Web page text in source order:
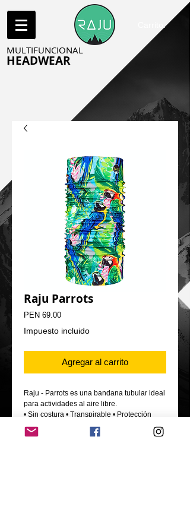
Carrito:
MULTIFUNCIONAL
HEADWEAR
Raju Parrots
PEN 69.00Precio
Impuesto incluido
Agregar al carrito
Raju - Parrots es una bandana tubular ideal
para actividades al aire libre.
• Sin costura • Transpirable • Protección
contra el frío.
- Material: Fibra técnica - Poliéster